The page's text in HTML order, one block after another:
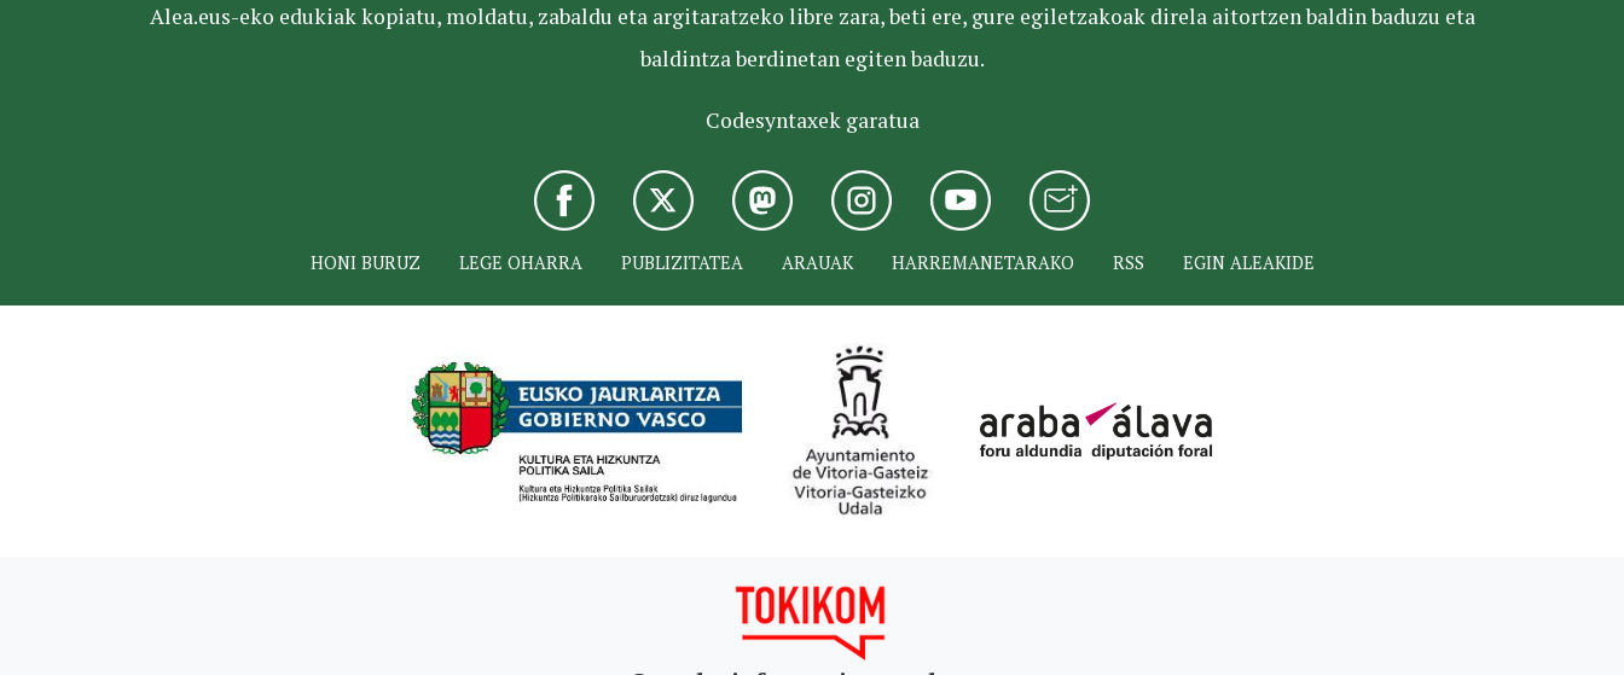
Alea.eus-eko edukiak kopiatu, moldatu, zabaldu eta argitaratzeko libre zara, beti ere, gure egiletzakoak direla aitortzen baldin baduzu eta
baldintza berdinetan egiten baduzu.
Codesyntaxek garatua
HONI BURUZ LEGE OHARRA PUBLIZITATEA ARAUAK HARREMANETARAKO RSS EGIN ALEAKIDE